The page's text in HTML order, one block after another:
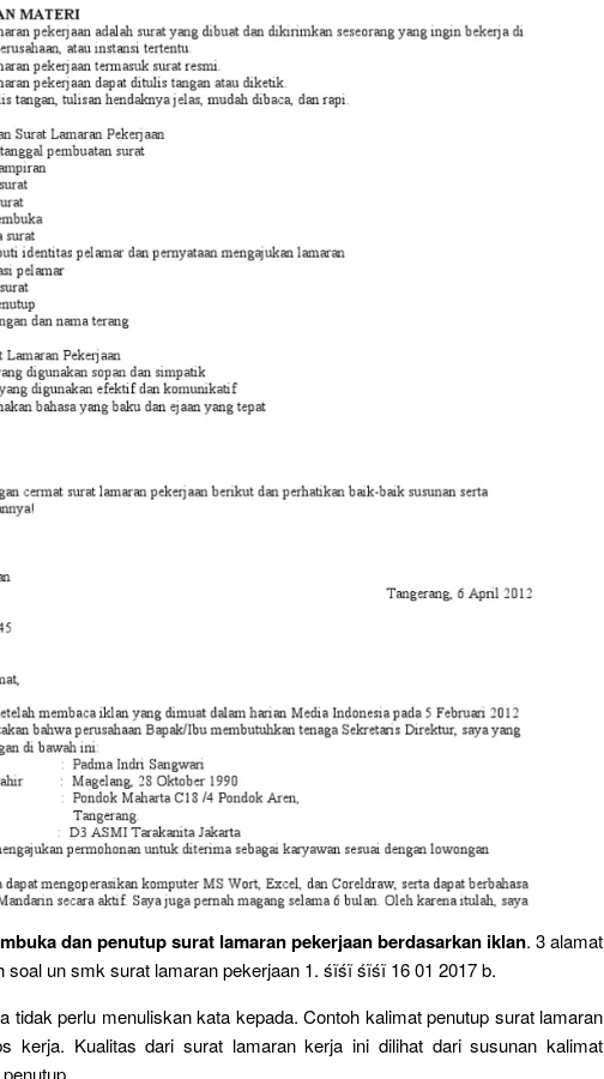
dan penutup surat lamaran pekerjaan berdasarkan iklan. 3 alamat
soal un smk surat lamaran pekerjaan 1. śĩśĩ śĩśĩ 16 01 2017 b.
tidak perlu menuliskan kata kepada. Contoh kalimat penutup surat lamaran
kerja. Kualitas dari surat lamaran kerja ini dilihat dari susunan kalimat